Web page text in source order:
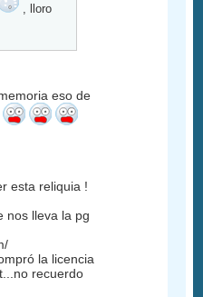
, lloro
eso de
esta reliquia !
nos lleva la pg
la licencia
recuerdo